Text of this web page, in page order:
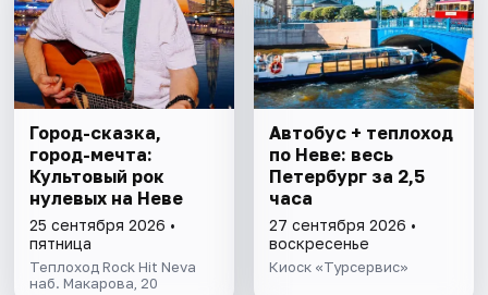
Город-сказка,
город-мечта:
Культовый рок
нулевых на Неве
25 сентября 2026 •
пятница
Теплоход Rock Hit Neva
наб. Макарова, 20
Автобус + теплоход
по Неве: весь
Петербург за 2,5
часа
27 сентября 2026 •
воскресенье
Киоск «Турсервис»